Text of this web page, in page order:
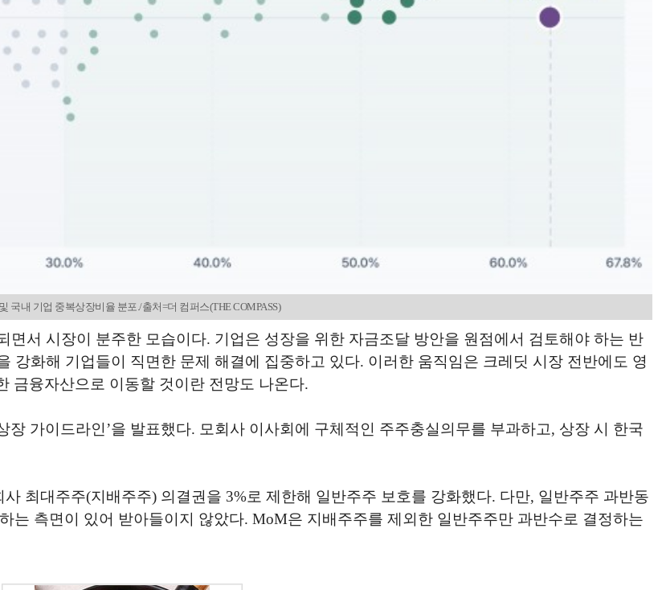
국내 기업 중복상장비율 분포./출처=더 컴퍼스(THE COMPASS)
서 시장이 분주한 모습이다. 기업은 성장을 위한 자금조달 방안을 원점에서 검토해야 하는 반
강화해 기업들이 직면한 문제 해결에 집중하고 있다. 이러한 움직임은 크레딧 시장 전반에도 영
금융자산으로 이동할 것이란 전망도 나온다.
가이드라인’을 발표했다. 모회사 이사회에 구체적인 주주충실의무를 부과하고, 상장 시 한국
최대주주(지배주주) 의결권을 3%로 제한해 일반주주 보호를 강화했다. 다만, 일반주주 과반동
는 측면이 있어 받아들이지 않았다. MoM은 지배주주를 제외한 일반주주만 과반수로 결정하는